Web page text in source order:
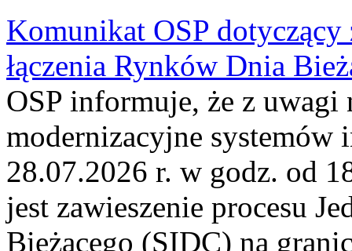
Komunikat OSP dotyczący
łączenia Rynków Dnia
OSP informuje, że z uwagi
modernizacyjne
28.07.2026 r. w godz. od
jest zawieszenie procesu
Bieżącego (SIDC) na